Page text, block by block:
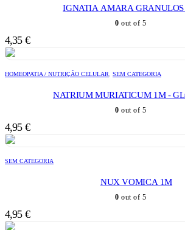
IGNATIA AMARA GRANULOS
0 out of 5
4,35 €
HOMEOPATIA / NUTRIÇÃO CELULAR SEM CATEGORIA
NATRIUM MURIATICUM 1M -
0 out of 5
4,95 €
SEM CATEGORIA
NUX VOMICA 1M
0 out of 5
4,95 €